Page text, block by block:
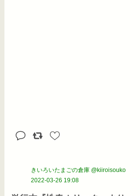
きいろいたまごの倉庫 @kiiroisouko
2022-03-26 19:08